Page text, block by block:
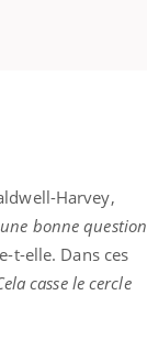
Harvey,
bonne question
t-elle. Dans ces
casse le cercle